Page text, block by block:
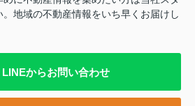
地域の不動産情報をいち早くお届けし
LINEからお問い合わせ